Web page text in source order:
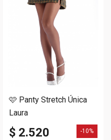
🩷 Panty Stretch Única
Laura
$ 2.520 -10%